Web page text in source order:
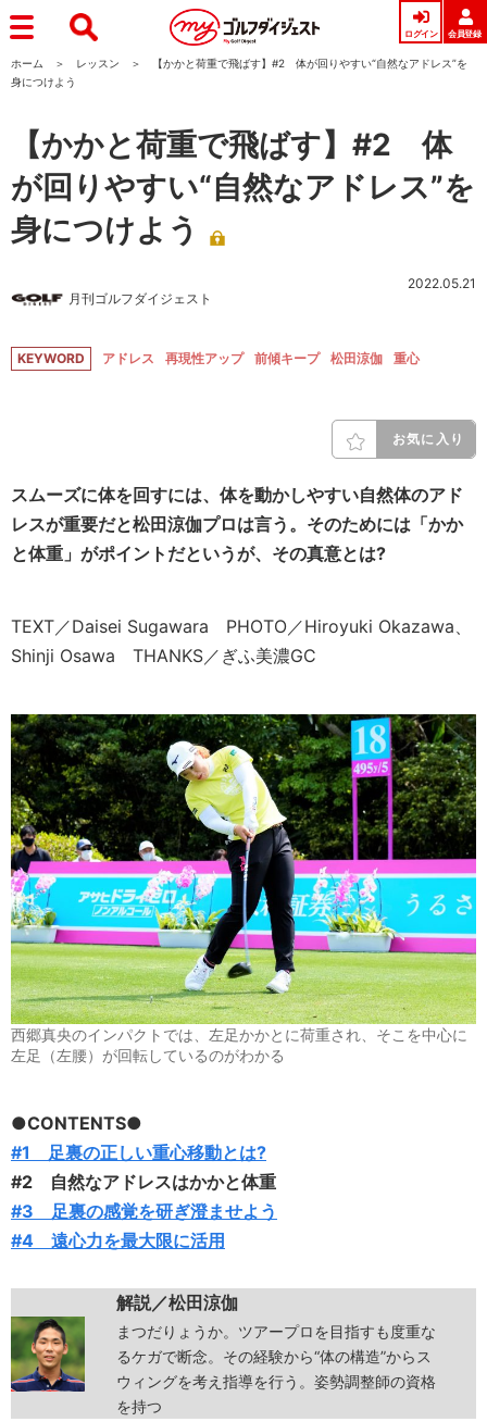
ログイン 会員登録
ホーム レッスン
【かかと荷重で飛ばす】#2 体が回りやすい“自然なアドレス”を
身につけよう
【かかと荷重で飛ばす】#2 体
が回りやすい“自然なアドレス”を
身につけよう
月刊ゴルフダイジェスト
2022.05.21
KEYWORD アドレス 再現性アップ 前傾キープ 松田涼伽 重心
お気に入り
スムーズに体を回すには、体を動かしやすい自然体のアド
レスが重要だと松田涼伽プロは言う。そのためには「かか
と体重」がポイントだというが、その真意とは?
TEXT／Daisei Sugawara PHOTO／Hiroyuki Okazawa、
Shinji Osawa THANKS／ぎふ美濃GC
西郷真央のインパクトでは、左足かかとに荷重され、そこを中心に
左足（左腰）が回転しているのがわかる
●CONTENTS●
#1 足裏の正しい重心移動とは?
#2 自然なアドレスはかかと体重
#3 足裏の感覚を研ぎ澄ませよう
#4 遠心力を最大限に活用
解説／松田涼伽
まつだりょうか。ツアープロを目指すも度重な
るケガで断念。その経験から“体の構造”からス
ウィングを考え指導を行う。姿勢調整師の資格
を持つ